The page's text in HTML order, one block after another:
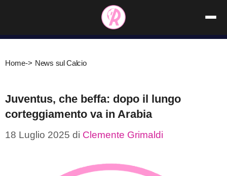
contenuto
Home-> News sul Calcio
Juventus, che beffa: dopo il lungo
corteggiamento va in Arabia
18 Luglio 2025 di Clemente Grimaldi